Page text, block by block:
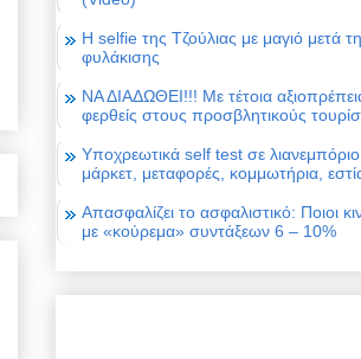
Η selfie της Τζούλιας με μαγιό μετά
φυλάκισης
ΝΑ ΔΙΑΔΩΘΕΙ!!! Με τέτοια
φερθείς στους προσβλητικούς
Υποχρεωτικά self test σε
μάρκετ, μεταφορές, κομμωτήρια,
Απασφαλίζει το ασφαλιστικό: Ποιοι
με «κούρεμα» συντάξεων 6 – 10%